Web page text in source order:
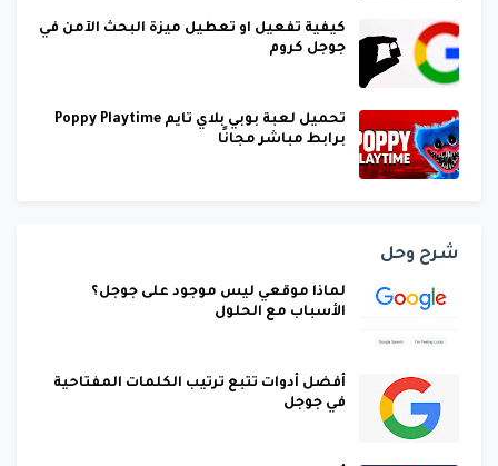
كيفية تفعيل او تعطيل ميزة البحث الآمن في
جوجل كروم
تحميل لعبة بوبي بلاي تايم Poppy Playtime
برابط مباشر مجانًا
شرح وحل
لماذا موقعي ليس موجود على جوجل؟
الأسباب مع الحلول
أفضل أدوات تتبع ترتيب الكلمات المفتاحية
في جوجل